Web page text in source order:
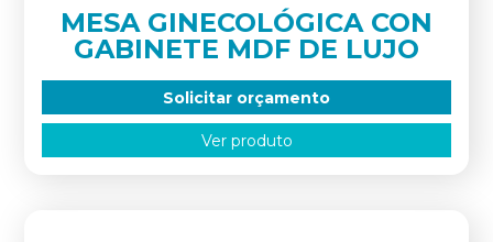
MESA GINECOLÓGICA CON
GABINETE MDF DE LUJO
Solicitar orçamento
Ver produto